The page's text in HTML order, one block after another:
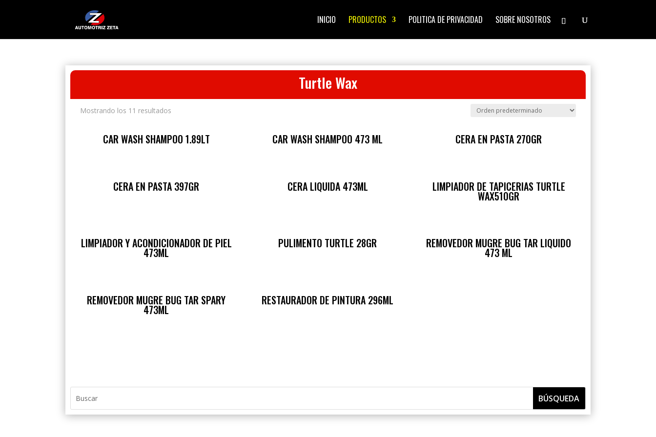
INICIO PRODUCTOS POLITICA DE PRIVACIDAD SOBRE NOSOTROS
Turtle Wax
Mostrando los 11 resultados
CAR WASH SHAMPOO 1.89LT CAR WASH SHAMPOO 473 ML CERA EN PASTA 270GR
CERA EN PASTA 397GR CERA LIQUIDA 473ML LIMPIADOR DE TAPICERIAS TURTLE
WAX510GR
LIMPIADOR Y ACONDICIONADOR DE PIEL
473ML
PULIMENTO TURTLE 28GR REMOVEDOR MUGRE BUG TAR LIQUIDO
473 ML
REMOVEDOR MUGRE BUG TAR SPARY
473ML
RESTAURADOR DE PINTURA 296ML